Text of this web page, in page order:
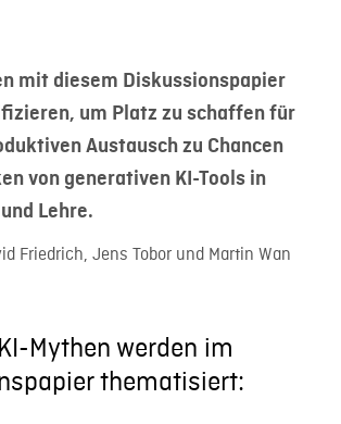
mit diesem Diskussionspapier
um Platz zu schaffen für
Austausch zu Chancen
von generativen KI-Tools in
Lehre.
Friedrich, Jens Tobor und Martin Wan
Mythen werden im
thematisiert: